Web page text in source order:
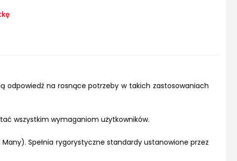
odpowiedź na rosnące potrzeby w takich zastosowaniach
wszystkim wymaganiom użytkowników.
Spełnia rygorystyczne standardy ustanowione przez